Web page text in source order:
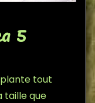
5
tout
taille que